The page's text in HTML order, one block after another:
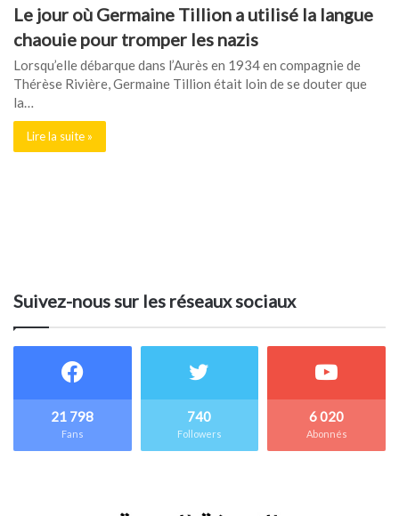
Le jour où Germaine Tillion a utilisé la langue
chaouie pour tromper les nazis
Lorsqu’elle débarque dans l’Aurès en 1934 en compagnie de
Thérèse Rivière, Germaine Tillion était loin de se douter que
la…
Lire la suite »
Suivez-nous sur les réseaux sociaux
21 798
Fans
740
Followers
6 020
Abonnés